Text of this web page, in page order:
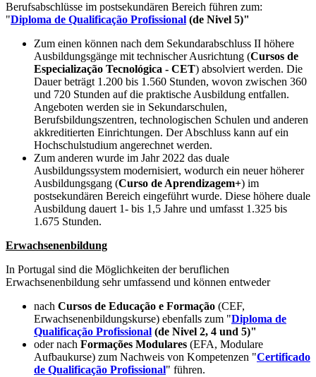
Berufsabschlüsse im postsekundären Bereich führen zum:
"Diploma de Qualificação Profissional (de Nivel 5)"
Zum einen können nach dem Sekundarabschluss II höhere
Ausbildungsgänge mit technischer Ausrichtung (Cursos de
Especialização Tecnológica - CET) absolviert werden. Die
Dauer beträgt 1.200 bis 1.560 Stunden, wovon zwischen 360
und 720 Stunden auf die praktische Ausbildung entfallen.
Angeboten werden sie in Sekundarschulen,
Berufsbildungszentren, technologischen Schulen und anderen
akkreditierten Einrichtungen. Der Abschluss kann auf ein
Hochschulstudium angerechnet werden.
Zum anderen wurde im Jahr 2022 das duale
Ausbildungssystem modernisiert, wodurch ein neuer höherer
Ausbildungsgang (Curso de Aprendizagem+) im
postsekundären Bereich eingeführt wurde. Diese höhere duale
Ausbildung dauert 1- bis 1,5 Jahre und umfasst 1.325 bis
1.675 Stunden.
Erwachsenenbildung
In Portugal sind die Möglichkeiten der beruflichen
Erwachsenenbildung sehr umfassend und können entweder
nach Cursos de Educação e Formação (CEF,
Erwachsenenbildungskurse) ebenfalls zum "Diploma de
Qualificação Profissional (de Nivel 2, 4 und 5)"
oder nach Formações Modulares (EFA, Modulare
Aufbaukurse) zum Nachweis von Kompetenzen "Certificado
de Qualificação Profissional" führen.